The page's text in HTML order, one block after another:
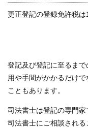
更正登記の登録免許税は
登記及び登記に至るま
用や手間がかかるだけ
こともあります。
司法書士は登記の専門
司法書士にご相談される